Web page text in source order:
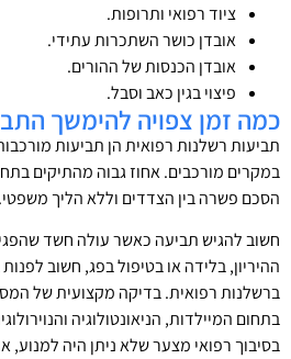
ציוד רפואי ותרופות.
אובדן כושר השתכרות עתידי.
אובדן הכנסות של ההורים.
פיצוי בגין כאב וסבל.
כמה זמן צפויה להימשך
תביעות רשלנות רפואית הן תביעות
במקרים מורכבים. אחוז גבוה מהתיקים
הסכם פשרה בין הצדדים וללא הליך משפטי.
חשוב להגיש תביעה כאשר עולה חשד
ההיריון, בלידה או בטיפול בפג, חשוב
ברשלנות רפואית. בדיקה מקצועית של
בתחום המיילדות, הניאונטולוגיה
בסיבוך רפואי מצער שלא ניתן היה למנוע,